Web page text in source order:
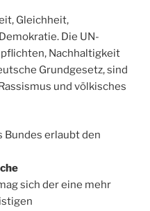
Gleichheit,
Die UN-
Nachhaltigkeit
Grundgesetz, sind
und völkisches
erlaubt den
sich der eine mehr